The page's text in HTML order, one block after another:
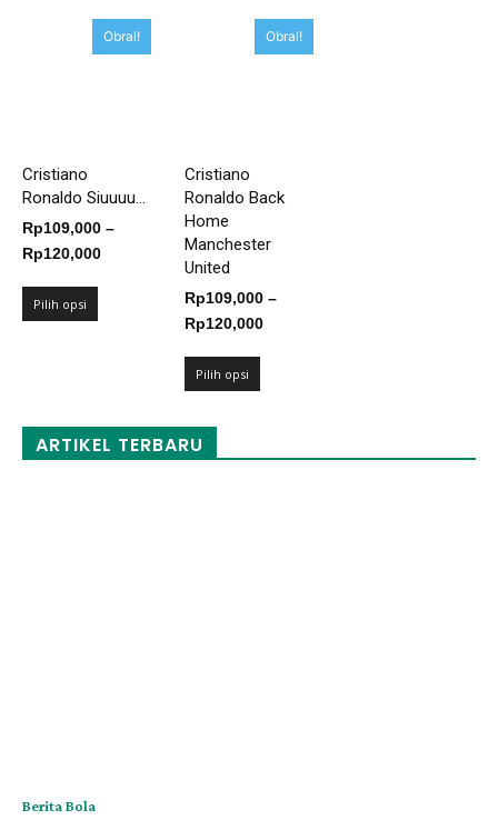
Obral!
Cristiano
Ronaldo Siuuuu...
Rp109,000 –
Rp120,000Rentang
Pilih opsi
Obral!
Cristiano
Ronaldo Back
Home
Manchester
United
Rp109,000 –
Rp120,000Rentang
Pilih opsi
ARTIKEL TERBARU
Berita Bola